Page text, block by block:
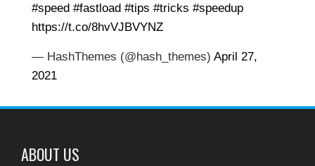
#speed #fastload #tips #tricks #speedup
https://t.co/8hvVJBVYNZ
— HashThemes (@hash_themes) April 27,
2021
ABOUT US